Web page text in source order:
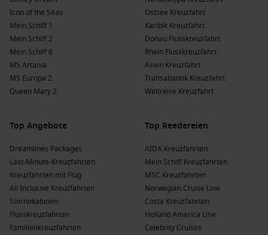
Icon of the Seas
Mein Schiff 1
Mein Schiff 2
Mein Schiff 6
MS Artania
MS Europa 2
Queen Mary 2
Ostsee Kreuzfahrt
Karibik Kreuzfahrt
Donau Flusskreuzfahrt
Rhein Flusskreuzfahrt
Asien Kreuzfahrt
Transatlantik Kreuzfahrt
Weltreise Kreuzfahrt
Top Angebote
Dreamlines Packages
Last-Minute-Kreuzfahrten
Kreuzfahrten mit Flug
All Inclusive Kreuzfahrten
Stornokabinen
Flusskreuzfahrten
Familienkreuzfahrten
Top Reedereien
AIDA Kreuzfahrten
Mein Schiff Kreuzfahrten
MSC Kreuzfahrten
Norwegian Cruise Line
Costa Kreuzfahrten
Holland America Line
Celebrity Cruises